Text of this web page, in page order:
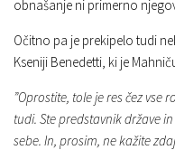
obnašanje ni primerno
Očitno pa je prekipelo tudi
Kseniji Benedetti, ki je
”Oprostite, tole je res čez
tudi. Ste predstavnik države
sebe. In, prosim, ne kažite